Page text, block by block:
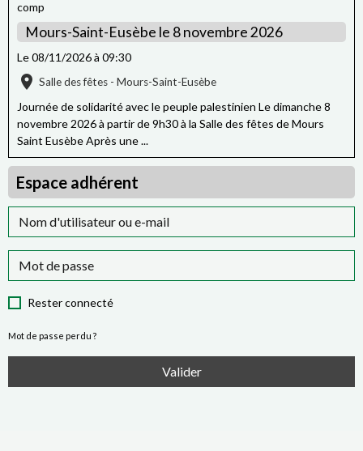
Mours-Saint-Eusèbe le 8 novembre 2026
Le 08/11/2026à 09:30
Salle des fêtes - Mours-Saint-Eusèbe
Journée de solidarité avec le peuple palestinien Le dimanche 8
novembre 2026 à partir de 9h30 à la Salle des fêtes de Mours
Saint Eusèbe Après une ...
Espace adhérent
Rester connecté
Mot de passe perdu ?
Valider